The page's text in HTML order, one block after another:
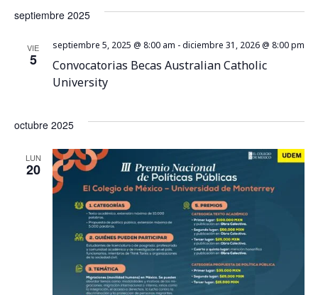
u
e
a
y
n
v
e
a
c
n
d
septiembre 2025
VIE
5
Convocatorias Becas Australian Catholic
University
septiembre 5, 2025 @ 8:00 am -diciembre 31, 2026 @ 8:00 pm
octubre 2025
LUN
20